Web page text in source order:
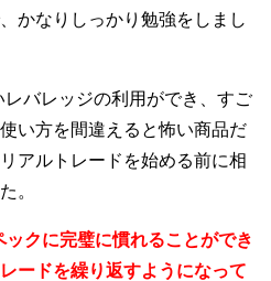
かなりしっかり勉強をしまし
バレッジの利用ができ、すご
い方を間違えると怖い商品だ
アルトレードを始める前に相
。
クに完璧に慣れることができ
ードを繰り返すようになって